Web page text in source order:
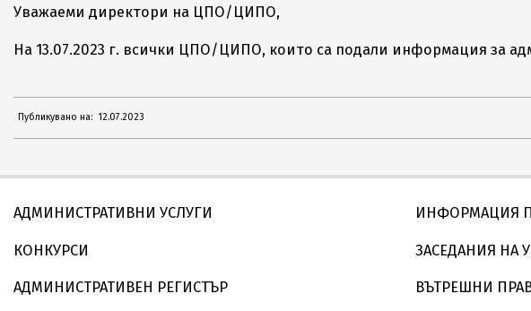
Уважаеми директори на ЦПО/ЦИПО,
На 13.07.2023 г. всички ЦПО/ЦИПО, които са подали информация за
Публикувано на: 12.07.2023
АДМИНИСТРАТИВНИ УСЛУГИ
КОНКУРСИ
АДМИНИСТРАТИВЕН РЕГИСТЪР
ИНФОРМАЦИЯ
ЗАСЕДАНИЯ НА
ВЪТРЕШНИ